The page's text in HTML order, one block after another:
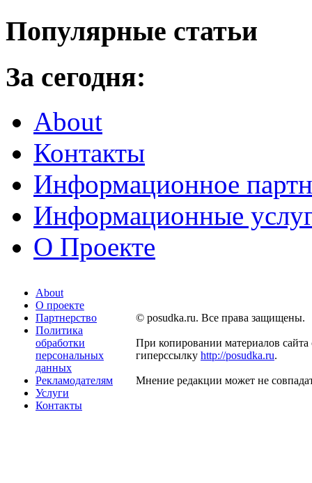
Популярные статьи
За сегодня:
About
Контакты
Информационное
Информационные
О Проекте
About
О проекте
Партнерство
Политика
обработки
персональных
данных
Рекламодателям
Услуги
Контакты
© posudka.ru. Все права защищены.
При копировании материалов сайта
гиперссылку http://posudka.ru.
Мнение редакции может не